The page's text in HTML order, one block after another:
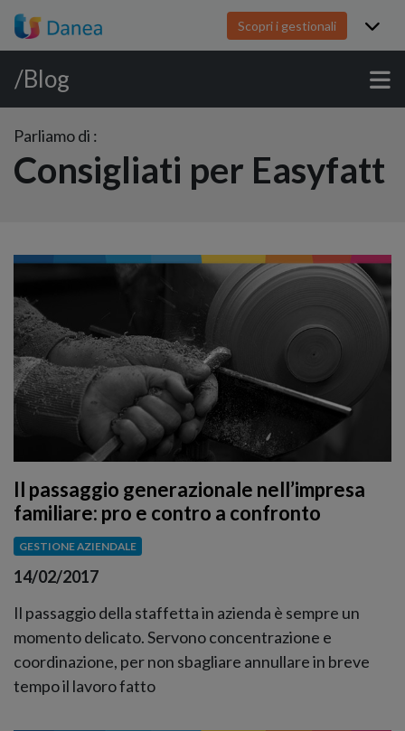
Scopri i gestionali
/Blog
Parliamo di :
Consigliati per Easyfatt
Il passaggio generazionale nell’impresa
familiare: pro e contro a confronto
GESTIONE AZIENDALE
14/02/2017
Il passaggio della staffetta in azienda è sempre un
momento delicato. Servono concentrazione e
coordinazione, per non sbagliare annullare in breve
tempo il lavoro fatto